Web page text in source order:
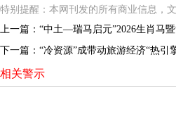
特别提醒：本网刊发的所有商业信息，
上一篇： “中土—瑞马启元”2026生肖马
下一篇： “冷资源”成带动旅游经济“热引
相关警示